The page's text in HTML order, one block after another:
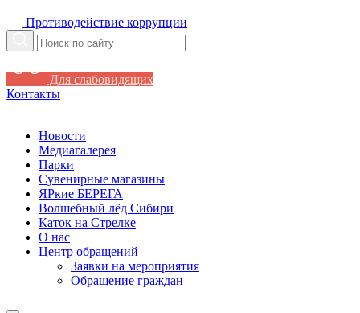
Противодействие коррупции
Для слабовидящих
Контакты
Новости
Медиагалерея
Парки
Сувенирные магазины
ЯРкие БЕРЕГА
Волшебный лёд Сибири
Каток на Стрелке
О нас
Центр обращений
Заявки на мероприятия
Обращение граждан